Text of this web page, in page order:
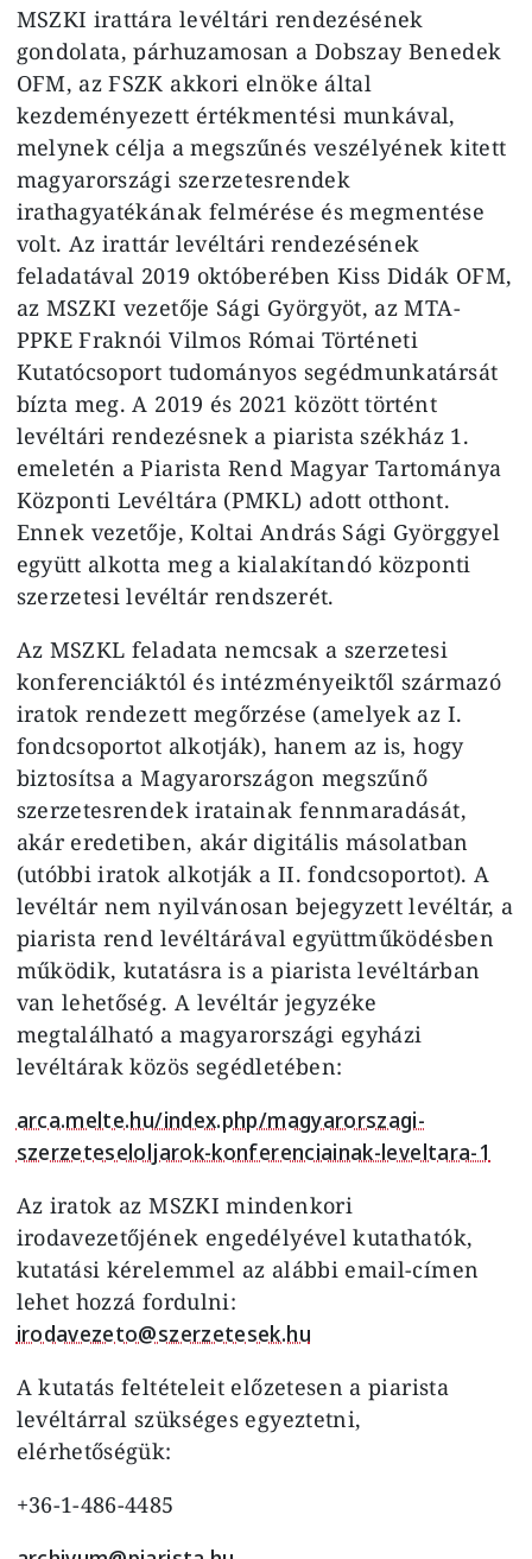
MSZKI irattára levéltári rendezésének
gondolata, párhuzamosan a Dobszay Benedek
OFM, az FSZK akkori elnöke által
kezdeményezett értékmentési munkával,
melynek célja a megszűnés veszélyének kitett
magyarországi szerzetesrendek
irathagyatékának felmérése és megmentése
volt. Az irattár levéltári rendezésének
feladatával 2019 októberében Kiss Didák OFM,
az MSZKI vezetője Sági Györgyöt, az MTA-
PPKE Fraknói Vilmos Római Történeti
Kutatócsoport tudományos segédmunkatársát
bízta meg. A 2019 és 2021 között történt
levéltári rendezésnek a piarista székház 1.
emeletén a Piarista Rend Magyar Tartománya
Központi Levéltára (PMKL) adott otthont.
Ennek vezetője, Koltai András Sági Györggyel
együtt alkotta meg a kialakítandó központi
szerzetesi levéltár rendszerét.
Az MSZKL feladata nemcsak a szerzetesi
konferenciáktól és intézményeiktől származó
iratok rendezett megőrzése (amelyek az I.
fondcsoportot alkotják), hanem az is, hogy
biztosítsa a Magyarországon megszűnő
szerzetesrendek iratainak fennmaradását,
akár eredetiben, akár digitális másolatban
(utóbbi iratok alkotják a II. fondcsoportot). A
levéltár nem nyilvánosan bejegyzett levéltár, a
piarista rend levéltárával együttműködésben
működik, kutatásra is a piarista levéltárban
van lehetőség. A levéltár jegyzéke
megtalálható a magyarországi egyházi
levéltárak közös segédletében:
arca.melte.hu/index.php/magyarorszagi-
szerzeteseloljarok-konferenciainak-leveltara-1
Az iratok az MSZKI mindenkori
irodavezetőjének engedélyével kutathatók,
kutatási kérelemmel az alábbi email-címen
lehet hozzá fordulni:
irodavezeto@szerzetesek.hu
A kutatás feltételeit előzetesen a piarista
levéltárral szükséges egyeztetni,
elérhetőségük:
+36-1-486-4485